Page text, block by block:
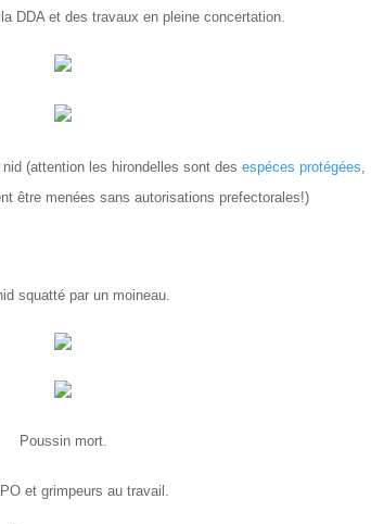
DDA et des travaux en pleine concertation.
(attention les hirondelles sont des espéces protégées,
être menées sans autorisations prefectorales!)
squatté par un moineau.
Poussin mort.
et grimpeurs au travail.